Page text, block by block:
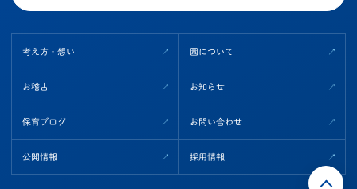
考え方・想い 園について
お稽古 お知らせ
保育ブログ お問い合わせ
公開情報 採用情報